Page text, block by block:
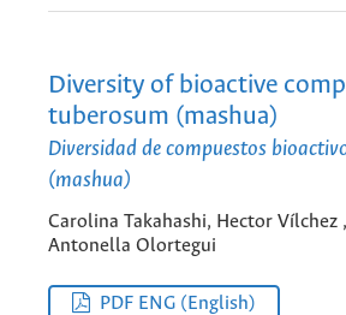
Diversity of bioactive
tuberosum (mashua)
Diversidad de compuestos
(mashua)
Carolina Takahashi, Hector Vílchez
Antonella Olortegui
PDF ENG (English)